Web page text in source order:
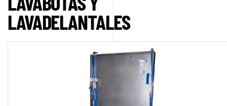
LAVADELANTALES